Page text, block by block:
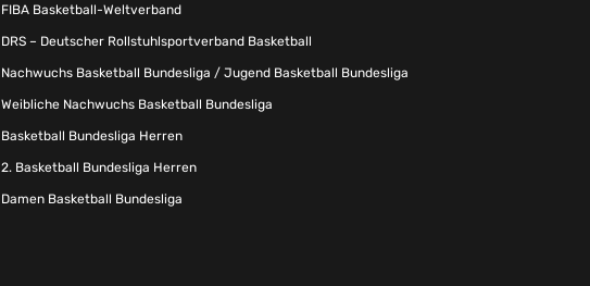
FIBA Basketball-Weltverband
DRS – Deutscher Rollstuhlsportverband Basketball
Nachwuchs Basketball Bundesliga / Jugend Basketball Bundesliga
Weibliche Nachwuchs Basketball Bundesliga
Basketball Bundesliga Herren
2. Basketball Bundesliga Herren
Damen Basketball Bundesliga